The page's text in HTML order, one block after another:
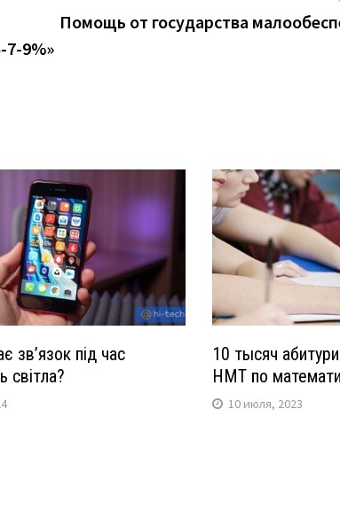
7-9%»
Помощь от государства
зв’язок під час
світла?
10 тысяч
НМТ по
10 июля, 2023